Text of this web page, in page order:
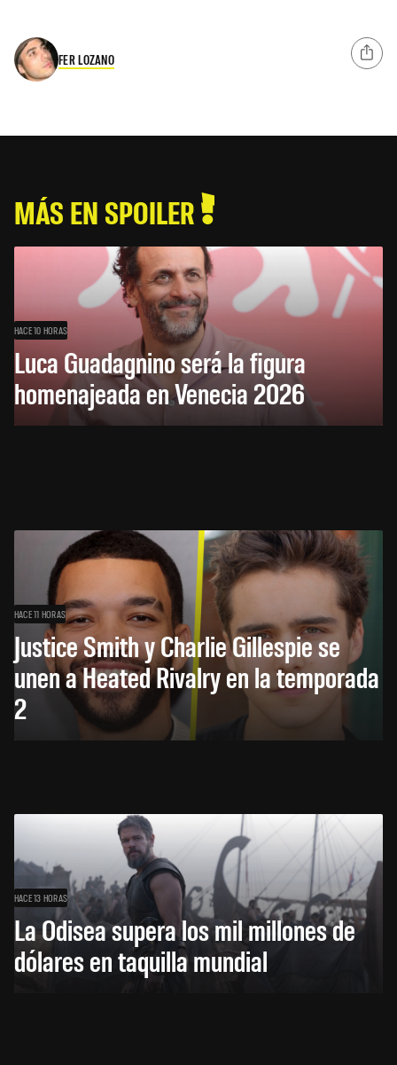
FER LOZANO
MÁS EN SPOILER
HACE 10 HORAS
Luca Guadagnino será la figura
homenajeada en Venecia 2026
HACE 11 HORAS
Justice Smith y Charlie Gillespie se
unen a Heated Rivalry en la temporada
2
HACE 13 HORAS
La Odisea supera los mil millones de
dólares en taquilla mundial